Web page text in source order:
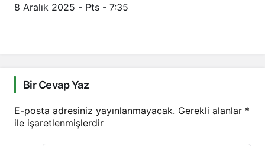
8 Aralık 2025 - Pts - 7:35
Bir Cevap Yaz
E-posta adresiniz yayınlanmayacak. Gerekli alanlar *
ile işaretlenmişlerdir